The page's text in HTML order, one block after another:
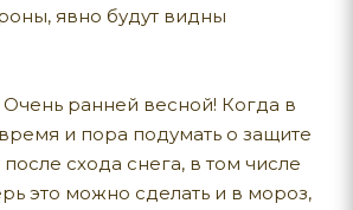
явно будут видны
ранней весной! Когда в
и пора подумать о защите
схода снега, в том числе
это можно сделать и в мороз,